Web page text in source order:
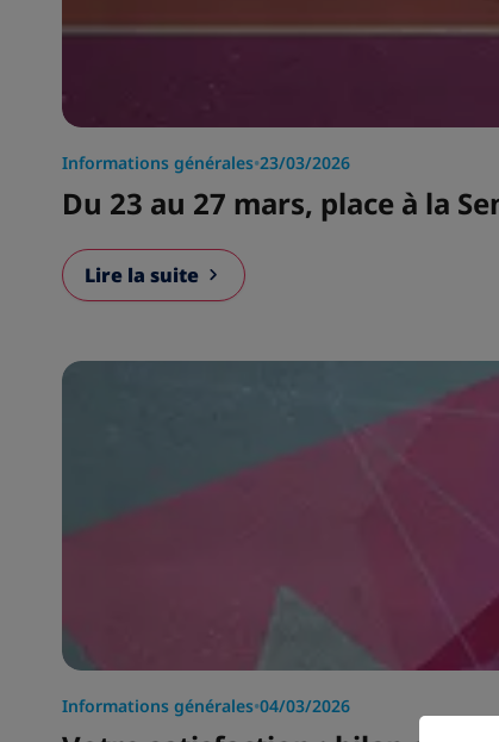
Informations générales•23/03/2026
Du 23 au 27 mars, place à la
Lire la suite
Informations générales•04/03/2026